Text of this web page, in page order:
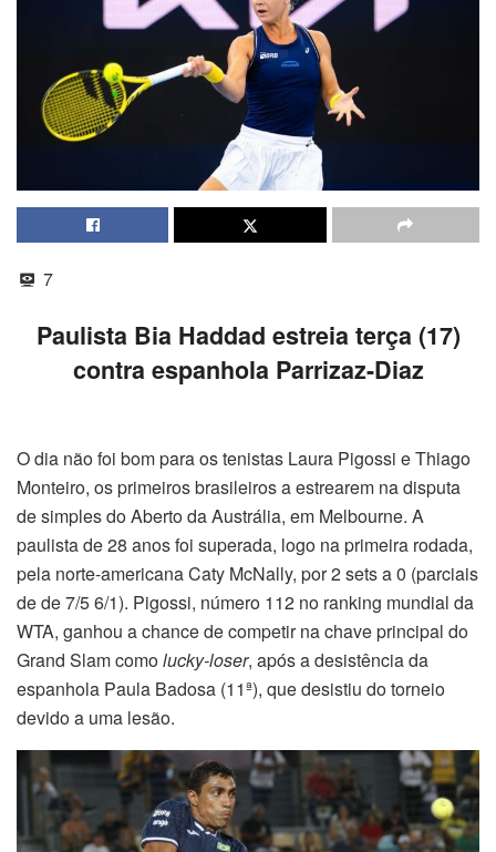
7
Paulista Bia Haddad estreia terça (17)
contra espanhola Parrizaz-Diaz
O dia não foi bom para os tenistas Laura Pigossi e Thiago
Monteiro, os primeiros brasileiros a estrearem na disputa
de simples do Aberto da Austrália, em Melbourne. A
paulista de 28 anos foi superada, logo na primeira rodada,
pela norte-americana Caty McNally, por 2 sets a 0 (parciais
de de 7/5 6/1). Pigossi, número 112 no ranking mundial da
WTA, ganhou a chance de competir na chave principal do
Grand Slam comolucky-loser, após a desistência da
espanhola Paula Badosa (11ª), que desistiu do torneio
devido a uma lesão.